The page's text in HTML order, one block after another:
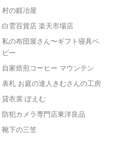
村の鍛冶屋
白雲百貨店 楽天市場店
私の布団屋さん〜ギフト寝具ベ
ビー
自家焙煎コーヒー マウンテン
表札 お庭の達人きむさんの工房
貸衣裳 ぽえむ
防犯カメラ専門店東洋良品
靴下の三笠